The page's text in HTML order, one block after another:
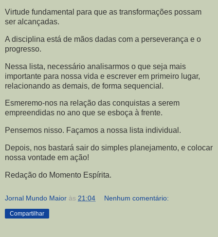
Virtude fundamental para que as transformações possam
ser alcançadas.
A disciplina está de mãos dadas com a perseverança e o
progresso.
Nessa lista, necessário analisarmos o que seja mais
importante para nossa vida e escrever em primeiro lugar,
relacionando as demais, de forma sequencial.
Esmeremo-nos na relação das conquistas a serem
empreendidas no ano que se esboça à frente.
Pensemos nisso. Façamos a nossa lista individual.
Depois, nos bastará sair do simples planejamento, e colocar
nossa vontade em ação!
Redação do Momento Espírita.
Jornal Mundo Maior às 21:04 Nenhum comentário:
Compartilhar